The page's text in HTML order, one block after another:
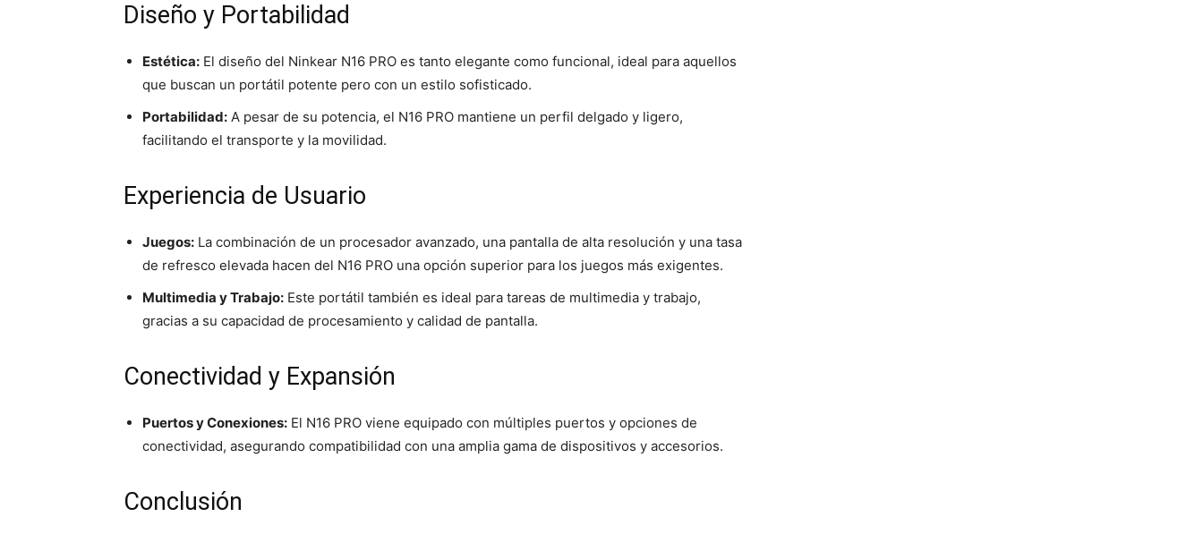
Diseño y Portabilidad
Estética: El diseño del Ninkear N16 PRO es tanto elegante como funcional, ideal para aquellos
que buscan un portátil potente pero con un estilo sofisticado.
Portabilidad: A pesar de su potencia, el N16 PRO mantiene un perfil delgado y ligero,
facilitando el transporte y la movilidad.
Experiencia de Usuario
Juegos: La combinación de un procesador avanzado, una pantalla de alta resolución y una tasa
de refresco elevada hacen del N16 PRO una opción superior para los juegos más exigentes.
Multimedia y Trabajo: Este portátil también es ideal para tareas de multimedia y trabajo,
gracias a su capacidad de procesamiento y calidad de pantalla.
Conectividad y Expansión
Puertos y Conexiones: El N16 PRO viene equipado con múltiples puertos y opciones de
conectividad, asegurando compatibilidad con una amplia gama de dispositivos y accesorios.
Conclusión